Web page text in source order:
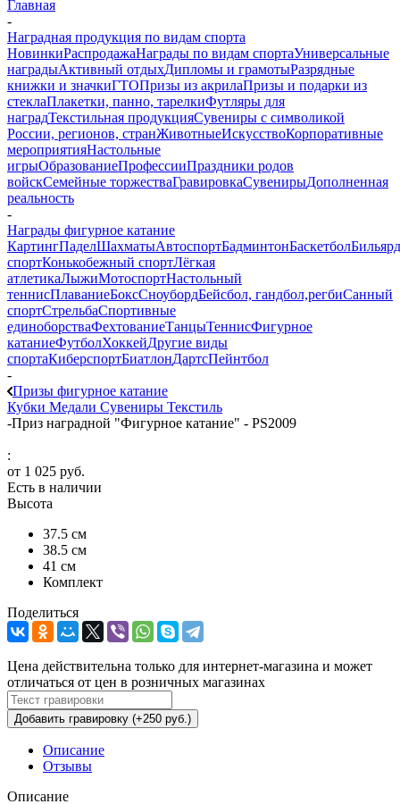
Главная
-
Наградная продукция по видам спорта
НовинкиРаспродажаНаграды по видам спортаУниверсальные
наградыАктивный отдыхДипломы и грамотыРазрядные
книжки и значкиГТОПризы из акрилаПризы и подарки из
стеклаПлакетки, панно, тарелкиФутляры для
наградТекстильная продукцияСувениры с символикой
России, регионов, странЖивотныеИскусствоКорпоративные
мероприятияНастольные
игрыОбразованиеПрофессииПраздники родов
войскСемейные торжестваГравировкаСувенирыДополненная
реальность
-
Награды фигурное катание
КартингПаделШахматыАвтоспортБадминтонБаскетболБильярд
спортКонькобежный спортЛёгкая
атлетикаЛыжиМотоспортНастольный
теннисПлаваниеБоксСноубордБейсбол, гандбол,регбиСанный
спортСтрельбаСпортивные
единоборстваФехтованиеТанцыТеннисФигурное
катаниеФутболХоккейДругие виды
спортаКиберспортБиатлонДартсПейнтбол
-
Призы фигурное катание
Кубки Медали Сувениры Текстиль
-Приз наградной "Фигурное катание" - PS2009
:
от 1 025 руб.
Есть в наличии
Высота
37.5 см
38.5 см
41 см
Комплект
Поделиться
Цена действительна только для интернет-магазина и может
отличаться от цен в розничных магазинах
Добавить гравировку (+250 руб.)
Описание
Отзывы
Описание